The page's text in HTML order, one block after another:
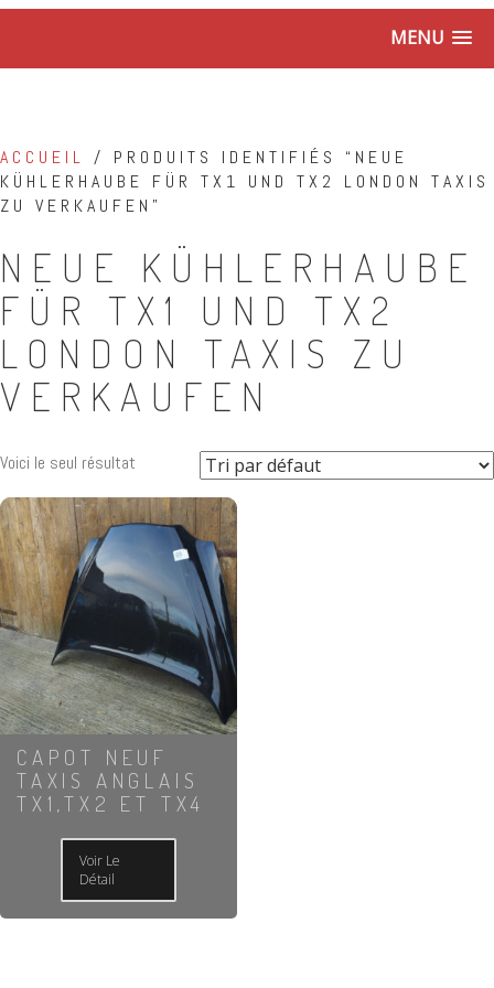
MENU
ACCUEIL / PRODUITS IDENTIFIÉS “NEUE
KÜHLERHAUBE FÜR TX1 UND TX2 LONDON TAXIS
ZU VERKAUFEN”
NEUE KÜHLERHAUBE
FÜR TX1 UND TX2
LONDON TAXIS ZU
VERKAUFEN
Voici le seul résultat
CAPOT NEUF
TAXIS ANGLAIS
TX1,TX2 ET TX4
Voir Le
Détail